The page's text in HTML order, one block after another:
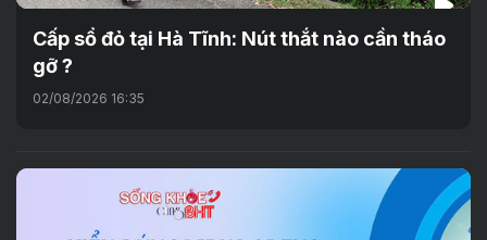
Cấp sổ đỏ tại Hà Tĩnh: Nút thắt nào cần tháo
gỡ ?
02/08/2026 16:35